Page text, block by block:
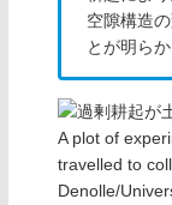
空隙構造
とが明ら
A plot of
travelled to
Denolle/